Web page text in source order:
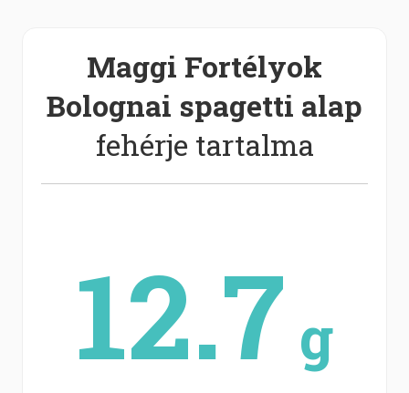
Maggi Fortélyok
Bolognai spagetti alap
fehérje tartalma
12.7 g